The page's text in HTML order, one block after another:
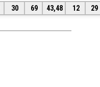
30 69 43,48 12 29